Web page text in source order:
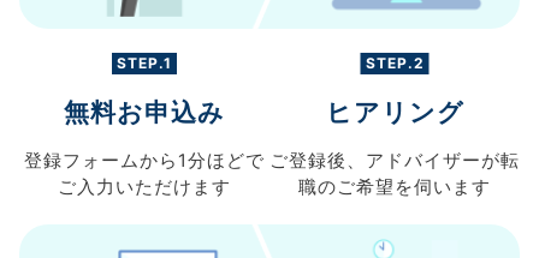
STEP.1
無料お申込み
登録フォームから 1分ほどで
ご入力 いただけます
STEP.2
ヒアリング
ご登録後、 アドバイザーが転
職のご希望を伺います